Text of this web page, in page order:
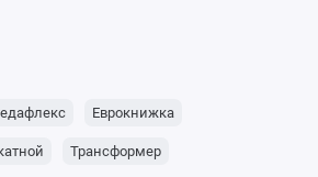
Еврокнижка
Трансформер